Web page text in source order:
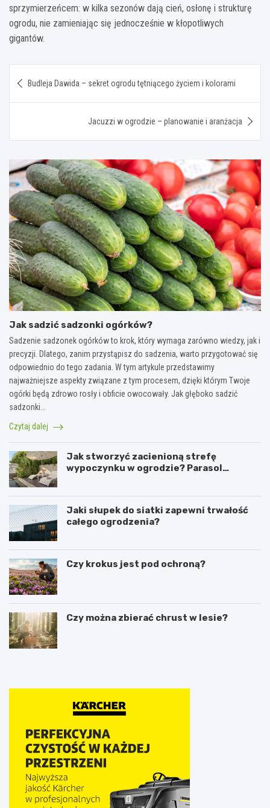
sprzymierzeńcem: w kilka sezonów dają cień, osłonę i strukturę
ogrodu, nie zamieniając się jednocześnie w kłopotliwych
gigantów.
wpisu
Budleja Dawida – sekret ogrodu tętniącego życiem i kolorami
Jacuzzi w ogrodzie – planowanie i aranżacja
Jak sadzić sadzonki ogórków?
Sadzenie sadzonek ogórków to krok, który wymaga zarówno wiedzy, jak i
precyzji. Dlatego, zanim przystąpisz do sadzenia, warto przygotować się
odpowiednio do tego zadania. W tym artykule przedstawimy
najważniejsze aspekty związane z tym procesem, dzięki którym Twoje
ogórki będą zdrowo rosły i obficie owocowały. Jak głęboko sadzić
sadzonki…
Czytaj dalej
Jak stworzyć zacienioną strefę
wypoczynku w ogrodzie? Parasol
Jaki słupek do siatki zapewni trwałość
całego ogrodzenia?
Czy krokus jest pod ochroną?
Czy można zbierać chrust w lesie?